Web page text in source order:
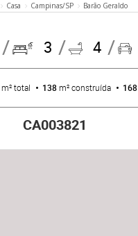
Casa Campinas/SP Barão Geraldo
3 4
m² total 138m² construída 168
CA003821